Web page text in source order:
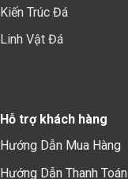
Kiến Trúc Đá
Linh Vật Đá
Hỗ trợ khách hàng
Hướng Dẫn Mua Hàng
Hướng Dẫn Thanh Toán